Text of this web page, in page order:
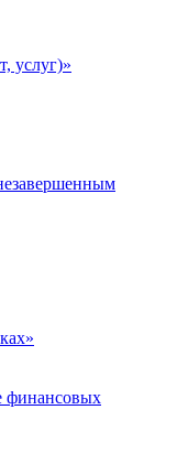
услуг)»
финансовых